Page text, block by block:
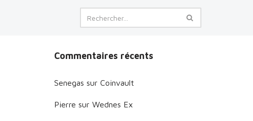
Commentaires récents
Senegas sur Coinvault
Pierre sur Wednes Ex